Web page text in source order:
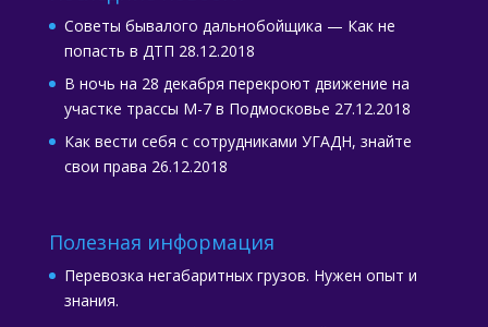
Советы бывалого дальнобойщика — Как не
попасть в ДТП 28.12.2018
В ночь на 28 декабря перекроют движение на
участке трассы М-7 в Подмосковье 27.12.2018
Как вести себя с сотрудниками УГАДН, знайте
свои права 26.12.2018
Полезная информация
Перевозка негабаритных грузов. Нужен опыт и
знания.